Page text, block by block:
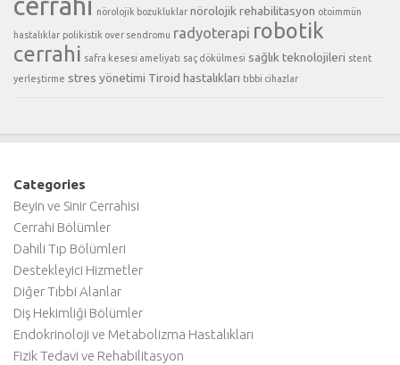
cerrahi nörolojik bozukluklar nörolojik rehabilitasyon otoimmün
hastalıklar polikistik over sendromu radyoterapi robotik
cerrahi safra kesesi ameliyatı saç dökülmesi sağlık teknolojileri stent
yerleştirme stres yönetimi Tiroid hastalıkları tıbbi cihazlar
Categories
Beyin ve Sinir Cerrahisi
Cerrahi Bölümler
Dahili Tıp Bölümleri
Destekleyici Hizmetler
Diğer Tıbbi Alanlar
Diş Hekimliği Bölümler
Endokrinoloji ve Metabolizma Hastalıkları
Fizik Tedavi ve Rehabilitasyon